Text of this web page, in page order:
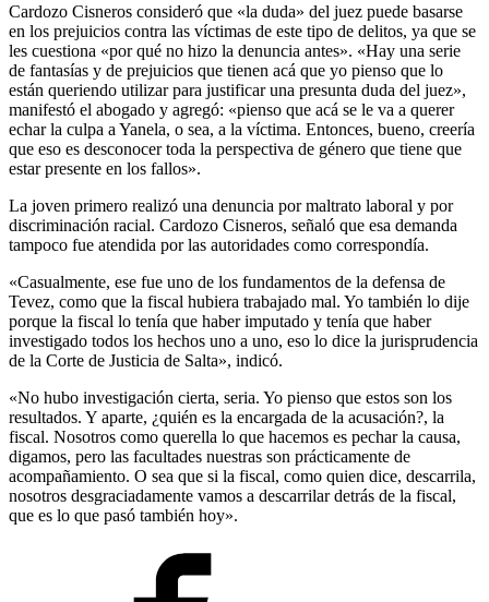
Cardozo Cisneros consideró que «la duda» del juez puede basarse
en los prejuicios contra las víctimas de este tipo de delitos, ya que se
les cuestiona «por qué no hizo la denuncia antes». «Hay una serie
de fantasías y de prejuicios que tienen acá que yo pienso que lo
están queriendo utilizar para justificar una presunta duda del juez»,
manifestó el abogado y agregó: «pienso que acá se le va a querer
echar la culpa a Yanela, o sea, a la víctima. Entonces, bueno, creería
que eso es desconocer toda la perspectiva de género que tiene que
estar presente en los fallos».
La joven primero realizó una denuncia por maltrato laboral y por
discriminación racial. Cardozo Cisneros, señaló que esa demanda
tampoco fue atendida por las autoridades como correspondía.
«Casualmente, ese fue uno de los fundamentos de la defensa de
Tevez, como que la fiscal hubiera trabajado mal. Yo también lo dije
porque la fiscal lo tenía que haber imputado y tenía que haber
investigado todos los hechos uno a uno, eso lo dice la jurisprudencia
de la Corte de Justicia de Salta», indicó.
«No hubo investigación cierta, seria. Yo pienso que estos son los
resultados. Y aparte, ¿quién es la encargada de la acusación?, la
fiscal. Nosotros como querella lo que hacemos es pechar la causa,
digamos, pero las facultades nuestras son prácticamente de
acompañamiento. O sea que si la fiscal, como quien dice, descarrila,
nosotros desgraciadamente vamos a descarrilar detrás de la fiscal,
que es lo que pasó también hoy».